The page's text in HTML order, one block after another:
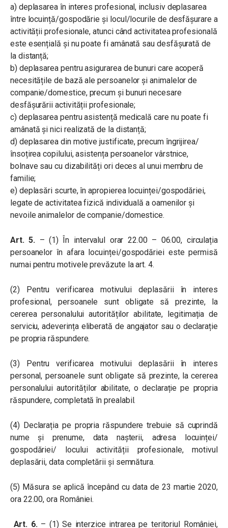
a) deplasarea în interes profesional, inclusiv deplasarea
între locuință/gospodărie și locul/locurile de desfășurare a
activității profesionale, atunci când activitatea profesională
este esențială și nu poate fi amânată sau desfășurată de
la distanță;
b) deplasarea pentru asigurarea de bunuri care acoperă
necesitățile de bază ale persoanelor și animalelor de
companie/domestice, precum și bunuri necesare
desfășurării activității profesionale;
c) deplasarea pentru asistență medicală care nu poate fi
amânată și nici realizată de la distanță;
d) deplasarea din motive justificate, precum îngrijirea/
însoțirea copilului, asistența persoanelor vârstnice,
bolnave sau cu dizabilități ori deces al unui membru de
familie;
e) deplasări scurte, în apropierea locuinței/gospodăriei,
legate de activitatea fizică individuală a oamenilor și
nevoile animalelor de companie/domestice.
Art. 5. – (1) În intervalul orar 22.00 – 06.00, circulația
persoanelor în afara locuinței/gospodăriei este permisă
numai pentru motivele prevăzute la art. 4.
(2) Pentru verificarea motivului deplasării în interes
profesional, persoanele sunt obligate să prezinte, la
cererea personalului autorităților abilitate, legitimația de
serviciu, adeverința eliberată de angajator sau o declarație
pe propria răspundere.
(3) Pentru verificarea motivului deplasării în interes
personal, persoanele sunt obligate să prezinte, la cererea
personalului autorităților abilitate, o declarație pe propria
răspundere, completată în prealabil.
(4) Declarația pe propria răspundere trebuie să cuprindă
nume și prenume, data nașterii, adresa locuinței/
gospodăriei/ locului activității profesionale, motivul
deplasării, data completării și semnătura.
(5) Măsura se aplică începând cu data de 23 martie 2020,
ora 22.00, ora României.
Art. 6.– (1) Se interzice intrarea pe teritoriul României,